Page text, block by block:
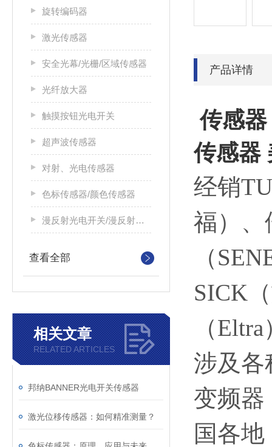
旋转编码器
激光传感器
安全光幕/光栅/区域传感器
光纤放大器
触摸按钮光电开关
超声波传感器
对射、光电传感器
色标传感器/颜色传感器
漫反射光电开关/漫反射光电传感器
查看全部
相关文章
RELATED ARTICLES
邦纳BANNER光电开关传感器
激光位移传感器：如何精准测量？
产品详情
传感
传感器
经销
福）、
（
SICK
（
涉及各
变频
国各